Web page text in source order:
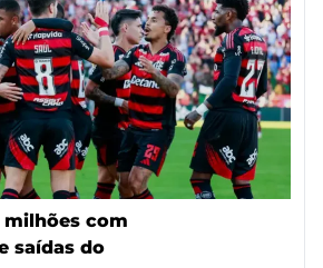
milhões com
saídas do